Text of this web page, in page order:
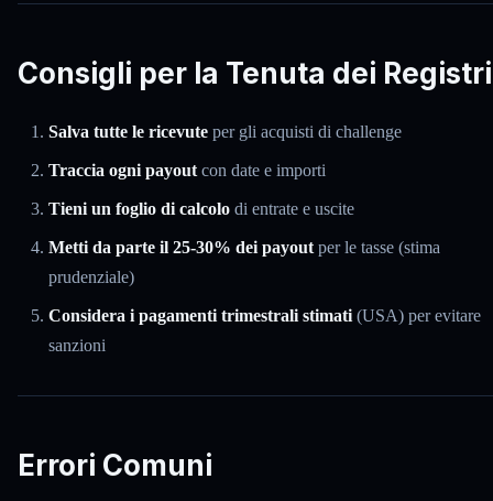
Consigli per la Tenuta dei Registri
Salva tutte le ricevute per gli acquisti di challenge
Traccia ogni payout con date e importi
Tieni un foglio di calcolo di entrate e uscite
Metti da parte il 25-30% dei payout per le tasse (stima
prudenziale)
Considera i pagamenti trimestrali stimati (USA) per evitare
sanzioni
Errori Comuni